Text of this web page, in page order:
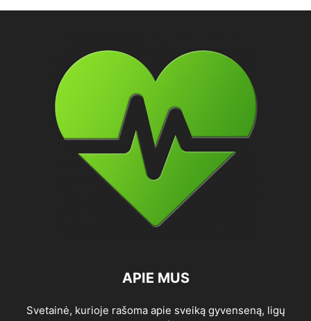
APIE MUS
Svetainė, kurioje rašoma apie sveiką gyvenseną, ligų